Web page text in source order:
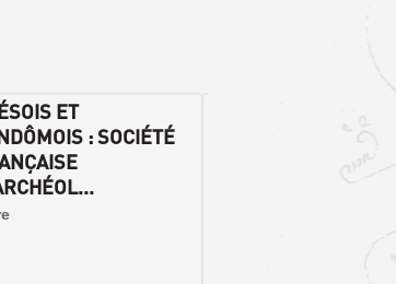
ET
: SOCIÉTÉ